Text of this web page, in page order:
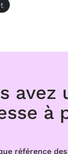
avez
à
référence